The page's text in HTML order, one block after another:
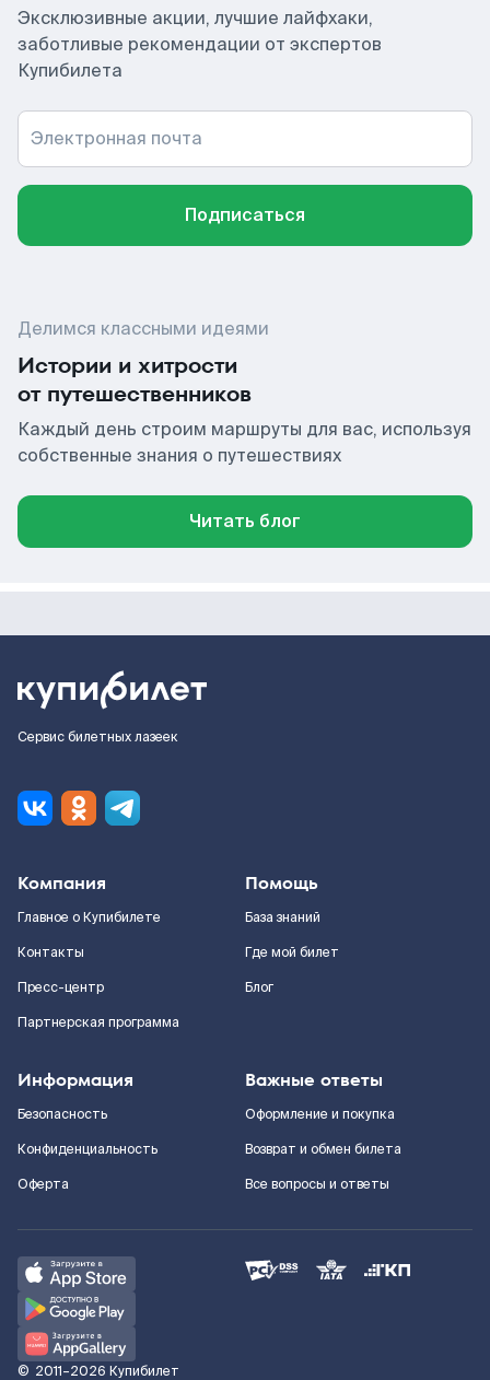
Эксклюзивные акции, лучшие лайфхаки,
заботливые рекомендации от экспертов
Купибилета
Электронная почта
Подписаться
Делимся классными идеями
Истории и хитрости
от путешественников
Каждый день строим маршруты для вас, используя
собственные знания о путешествиях
Читать блог
Сервис билетных лазеек
Компания
Главное о Купибилете
Контакты
Пресс-центр
Партнерская программа
Помощь
База знаний
Где мой билет
Блог
Информация
Безопасность
Конфиденциальность
Оферта
Важные ответы
Оформление и покупка
Возврат и обмен билета
Все вопросы и ответы
© 2011–2026 Купибилет